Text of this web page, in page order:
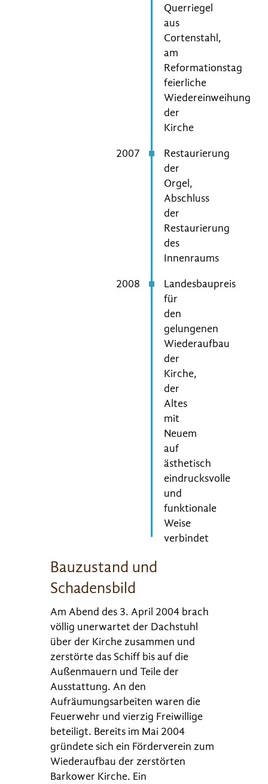
Querriegel
aus
Cortenstahl,
am
Reformationstag
feierliche
Wiedereinweihung
der
Kirche
2007
Restaurierung
der
Orgel,
Abschluss
der
Restaurierung
des
Innenraums
2008
Landesbaupreis
für
den
gelungenen
Wiederaufbau
der
Kirche,
der
Altes
mit
Neuem
auf
ästhetisch
eindrucksvolle
und
funktionale
Weise
verbindet
Bauzustand und
Schadensbild
Am Abend des 3. April 2004 brach
völlig unerwartet der Dachstuhl
über der Kirche zusammen und
zerstörte das Schiff bis auf die
Außenmauern und Teile der
Ausstattung. An den
Aufräumungsarbeiten waren die
Feuerwehr und vierzig Freiwillige
beteiligt. Bereits im Mai 2004
gründete sich ein Förderverein zum
Wiederaufbau der zerstörten
Barkower Kirche. Ein